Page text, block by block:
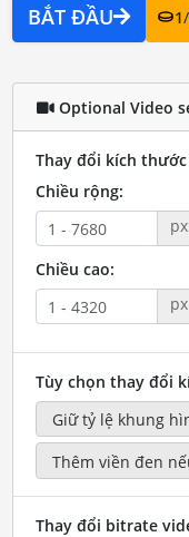
BẮT ĐẦU 1/
Optional Video
Thay đổi kích
Chiều rộng:
px
Chiều cao:
px
Tùy chọn thay đổi
Thay đổi bitrate